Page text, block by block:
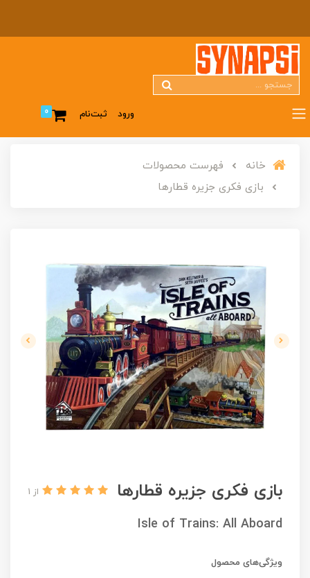
ورود ثبت‌نام 0
خانه
فهرست محصولات
بازی فکری جزیره قطارها
بازی فکری جزیره قطارها از 1
Isle of Trains: All Aboard
ویژگی‌های محصول